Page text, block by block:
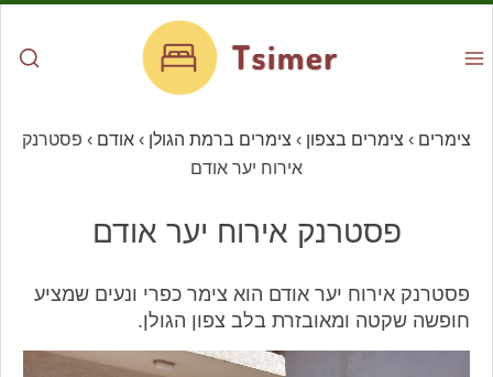
צימרים › צימרים בצפון › צימרים ברמת הגולן › אודם › פסטרנק
אירוח יער אודם
פסטרנק אירוח יער אודם
פסטרנק אירוח יער אודם הוא צימר כפרי ונעים שמציע
חופשה שקטה ומאובזרת בלב צפון הגולן.